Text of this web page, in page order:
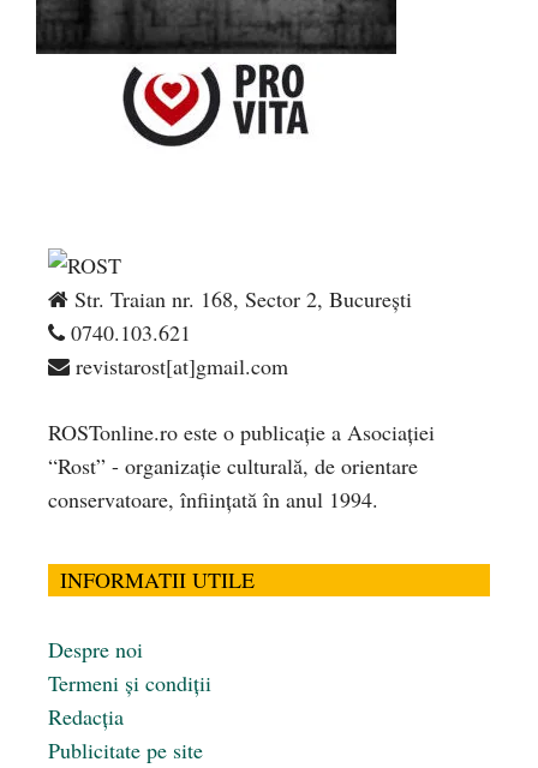
Str. Traian nr. 168, Sector 2, București
0740.103.621
revistarost[at]gmail.com
ROSTonline.ro este o publicaţie a Asociaţiei
“Rost” - organizaţie culturală, de orientare
conservatoare, înfiinţată în anul 1994.
INFORMATII UTILE
Despre noi
Termeni și condiții
Redacția
Publicitate pe site